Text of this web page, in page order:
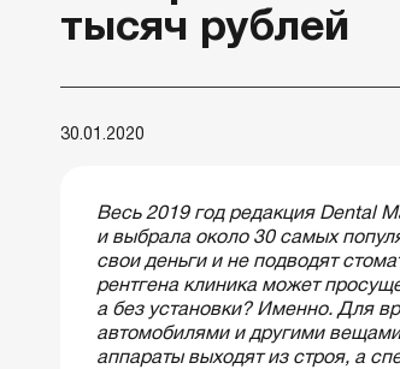
тысяч рублей
30.01.2020
Весь 2019 год редакция Dental
и выбрала около 30 самых
свои деньги и не подводят
рентгена клиника может
а без установки? Именно. Для
автомобилями и другими
аппараты выходят из строя, а